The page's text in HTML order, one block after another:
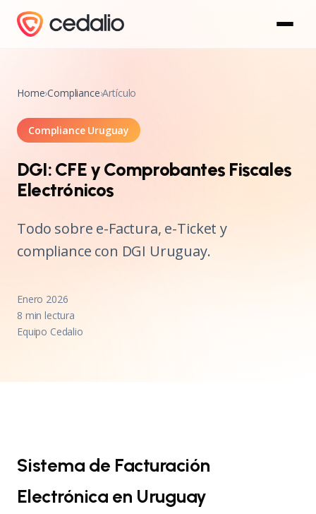
Home›Compliance›Artículo
Compliance Uruguay
DGI: CFE y Comprobantes Fiscales
Electrónicos
Todo sobre e-Factura, e-Ticket y
compliance con DGI Uruguay.
Enero 2026
8 min lectura
Equipo Cedalio
Sistema de Facturación
Electrónica en Uruguay